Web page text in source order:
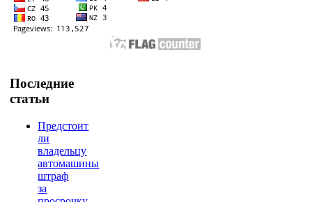
Последние
статьи
Предстоит
ли
владельцу
автомашины
штраф
за